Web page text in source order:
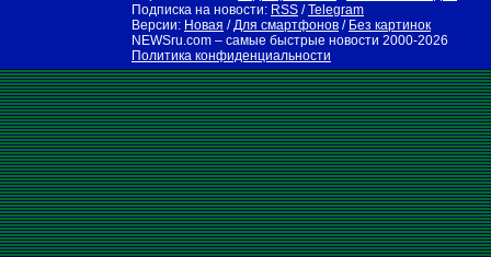
Подписка на новости: RSS /Telegram
Версии: Новая /Для смартфонов / Без картинок
NEWSru.com – самые быстрые новости 2000-2026
Политика конфиденциальности